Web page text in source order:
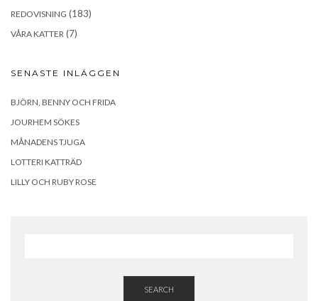
REDOVISNING (183)
VÅRA KATTER (7)
SENASTE INLÄGGEN
BJÖRN, BENNY OCH FRIDA
JOURHEM SÖKES
MÅNADENS TJUGA
LOTTERI KATTRÄD
LILLY OCH RUBY ROSE
SEARCH